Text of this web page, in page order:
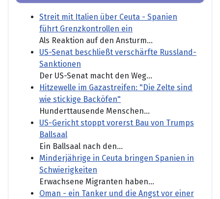
Streit mit Italien über Ceuta - Spanien
führt Grenzkontrollen ein
Als Reaktion auf den Ansturm...
US-Senat beschließt verschärfte Russland-
Sanktionen
Der US-Senat macht den Weg...
Hitzewelle im Gazastreifen: "Die Zelte sind
wie stickige Backöfen"
Hunderttausende Menschen...
US-Gericht stoppt vorerst Bau von Trumps
Ballsaal
Ein Ballsaal nach den...
Minderjährige in Ceuta bringen Spanien in
Schwierigkeiten
Erwachsene Migranten haben...
Oman - ein Tanker und die Angst vor einer